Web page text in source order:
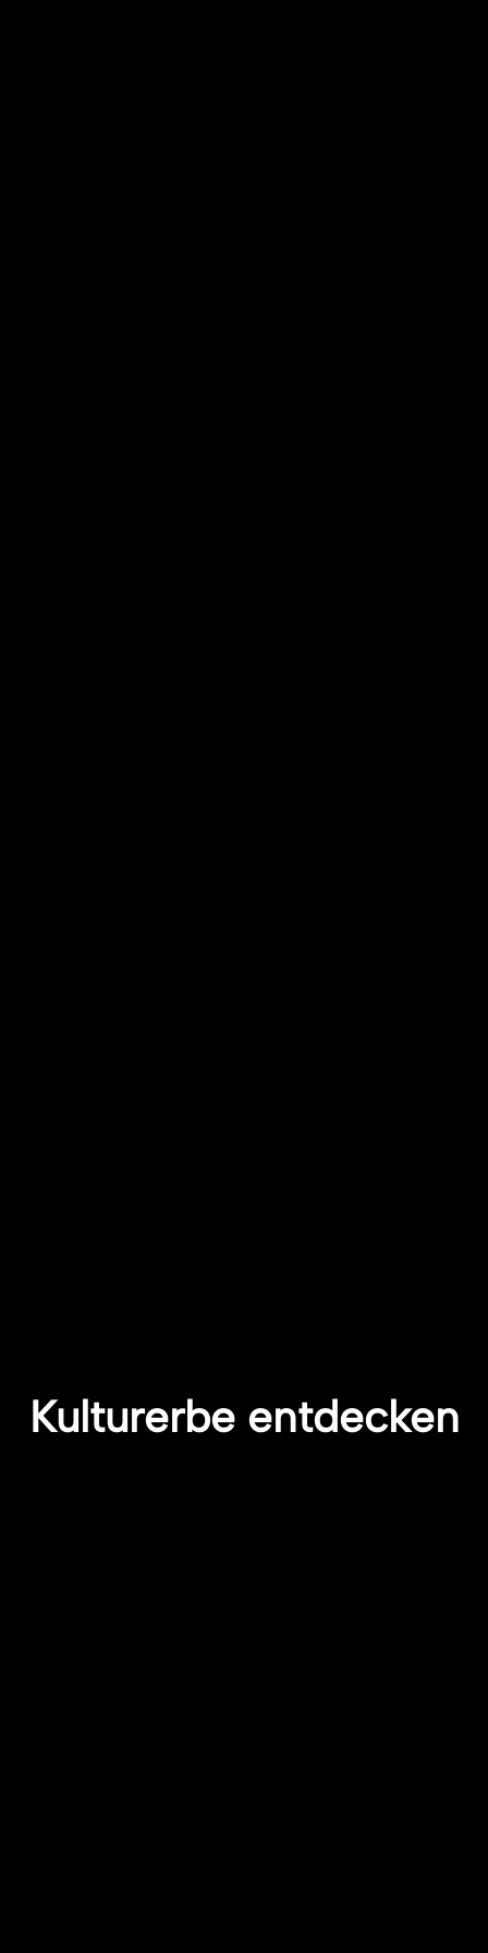
Kulturerbe entdecken